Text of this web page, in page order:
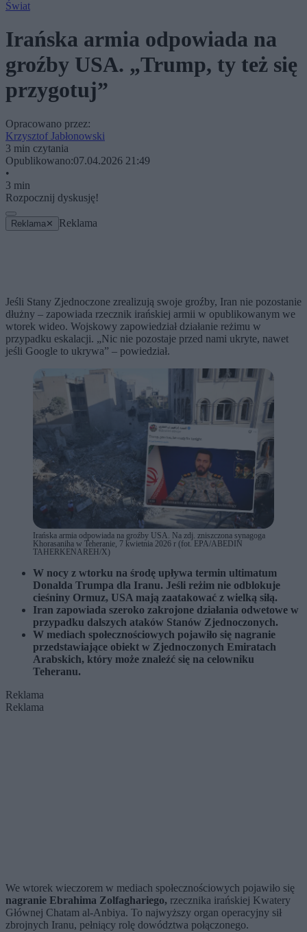
Świat
Irańska armia odpowiada na
groźby USA. „Trump, ty też się
przygotuj”
Opracowano przez:
Krzysztof Jabłonowski
3 min czytania
Opublikowano:07.04.2026 21:49
•
3 min
Rozpocznij dyskusję!
Reklama ✕ Reklama
Jeśli Stany Zjednoczone zrealizują swoje groźby, Iran nie pozostanie
dłużny – zapowiada rzecznik irańskiej armii w opublikowanym we
wtorek wideo. Wojskowy zapowiedział działanie reżimu w
przypadku eskalacji. „Nic nie pozostaje przed nami ukryte, nawet
jeśli Google to ukrywa” – powiedział.
Irańska armia odpowiada na groźby USA. Na zdj. zniszczona synagoga
Khorasaniha w Teheranie, 7 kwietnia 2026 r (fot. EPA/ABEDIN
TAHERKENAREH/X)
W nocy z wtorku na środę upływa termin ultimatum
Donalda Trumpa dla Iranu. Jeśli reżim nie odblokuje
cieśniny Ormuz, USA mają zaatakować z wielką siłą.
Iran zapowiada szeroko zakrojone działania odwetowe w
przypadku dalszych ataków Stanów Zjednoczonych.
W mediach społecznościowych pojawiło się nagranie
przedstawiające obiekt w Zjednoczonych Emiratach
Arabskich, który może znaleźć się na celowniku
Teheranu.
Reklama
Reklama
We wtorek wieczorem w mediach społecznościowych pojawiło się
nagranie Ebrahima Zolfaghariego, rzecznika irańskiej Kwatery
Głównej Chatam al-Anbiya. To najwyższy organ operacyjny sił
zbrojnych Iranu, pełniący rolę dowództwa połączonego.